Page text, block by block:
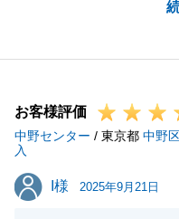
がみつかり、即内見
ご対応していただき、
今後も何かありまし
引き続き、よろしくお
お客様評価
中野センター / 東京都 中野
入
I様
I様 2025年9月21日